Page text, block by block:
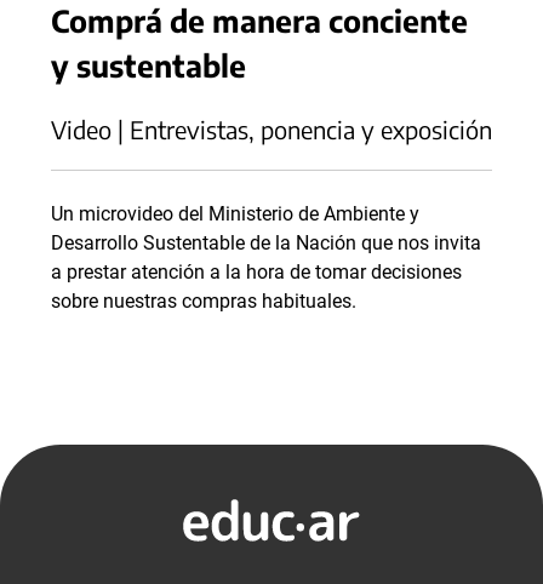
Comprá de manera conciente
y sustentable
Video | Entrevistas, ponencia y exposición
Un microvideo del Ministerio de Ambiente y
Desarrollo Sustentable de la Nación que nos invita
a prestar atención a la hora de tomar decisiones
sobre nuestras compras habituales.